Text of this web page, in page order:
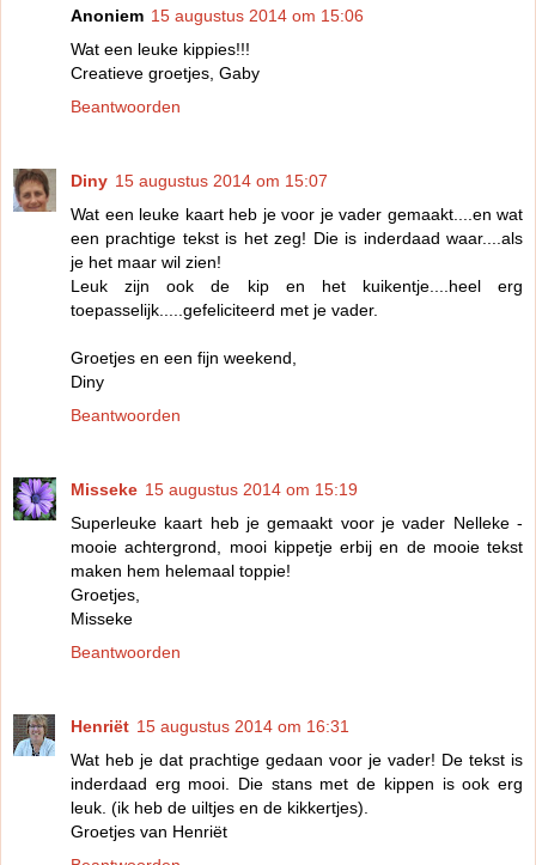
Anoniem 15 augustus 2014 om 15:06
Wat een leuke kippies!!!
Creatieve groetjes, Gaby
Beantwoorden
Diny 15 augustus 2014 om 15:07
Wat een leuke kaart heb je voor je vader gemaakt....en wat
een prachtige tekst is het zeg! Die is inderdaad waar....als
je het maar wil zien!
Leuk zijn ook de kip en het kuikentje....heel erg
toepasselijk.....gefeliciteerd met je vader.
Groetjes en een fijn weekend,
Diny
Beantwoorden
Misseke 15 augustus 2014 om 15:19
Superleuke kaart heb je gemaakt voor je vader Nelleke -
mooie achtergrond, mooi kippetje erbij en de mooie tekst
maken hem helemaal toppie!
Groetjes,
Misseke
Beantwoorden
Henriët 15 augustus 2014 om 16:31
Wat heb je dat prachtige gedaan voor je vader! De tekst is
inderdaad erg mooi. Die stans met de kippen is ook erg
leuk. (ik heb de uiltjes en de kikkertjes).
Groetjes van Henriët